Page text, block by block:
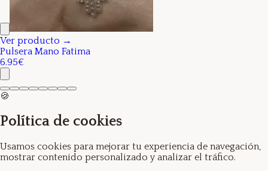
Ver producto →
Pulsera Mano Fatima
6.95€
🍪
Política de cookies
Usamos cookies para mejorar tu experiencia de navegación,
mostrar contenido personalizado y analizar el tráfico.